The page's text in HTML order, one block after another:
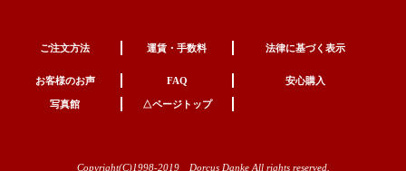
ご注文方法 運賃・手数料 法律に基づく表示
お客様のお声 FAQ 安心購入
写真館 △ページトップ
Copyright(C)1998-2019 Dorcus Danke All rights reserved.